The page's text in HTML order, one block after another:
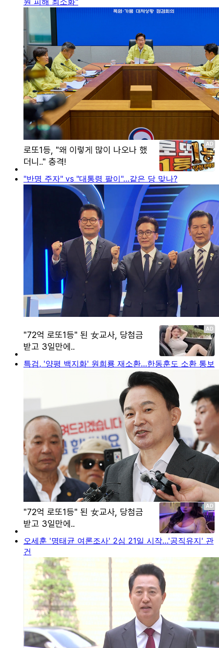
"반명 주자" vs "대통령 팔이"…같은 당 맞나?
특검, '양평 백지화' 원희룡 재소환…한동훈도 소환 통보
오세훈 '명태균 여론조사' 2심 21일 시작…'공직유지' 관
건